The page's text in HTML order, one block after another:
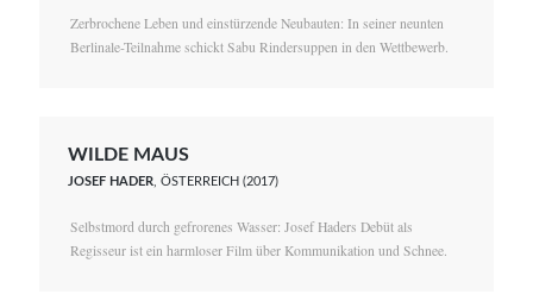
Zerbrochene Leben und einstürzende Neubauten: In seiner neunten
Berlinale-Teilnahme schickt Sabu Rindersuppen in den Wettbewerb.
WILDE MAUS
JOSEF HADER , ÖSTERREICH (2017)
Selbstmord durch gefrorenes Wasser: Josef Haders Debüt als
Regisseur ist ein harmloser Film über Kommunikation und Schnee.